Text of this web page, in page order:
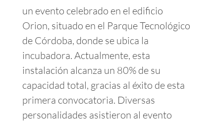
un evento celebrado en el edificio
Orion, situado en el Parque Tecnológico
de Córdoba, donde se ubica la
incubadora. Actualmente, esta
instalación alcanza un 80% de su
capacidad total, gracias al éxito de esta
primera convocatoria. Diversas
personalidades asistieron al evento